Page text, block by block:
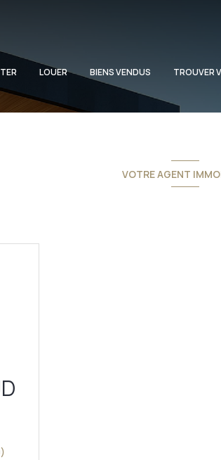
LOUER BIENS VENDUS TROUVER
VOTRE AGENT